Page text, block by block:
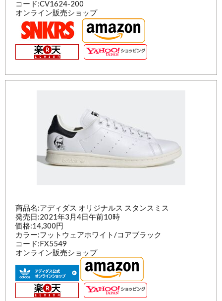
コード:CV1624-200
オンライン販売ショップ
商品名:アディダス オリジナルス スタンスミス
発売日:2021年3月4日午前10時
価格:14,300円
カラー:フットウェアホワイト/コアブラック
コード:FX5549
オンライン販売ショップ